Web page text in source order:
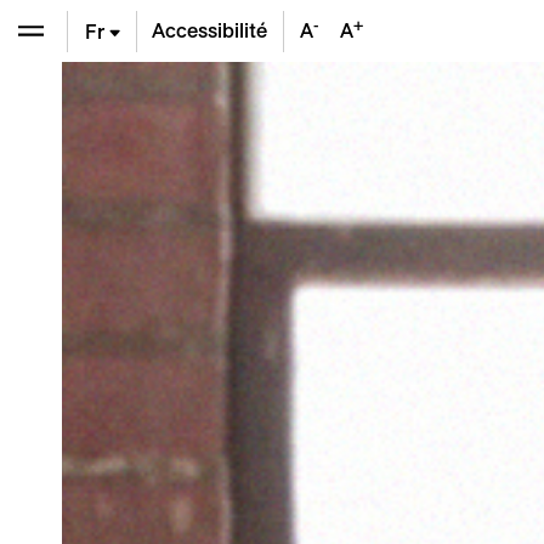
Fr Accessibilité A- A+